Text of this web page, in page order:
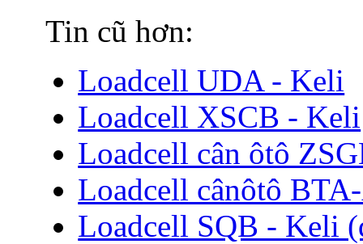
Tin cũ hơn:
Loadcell UDA - Keli
Loadcell XSCB - Keli
Loadcell cân ôtô
Loadcell cânôtô
Loadcell SQB - Keli